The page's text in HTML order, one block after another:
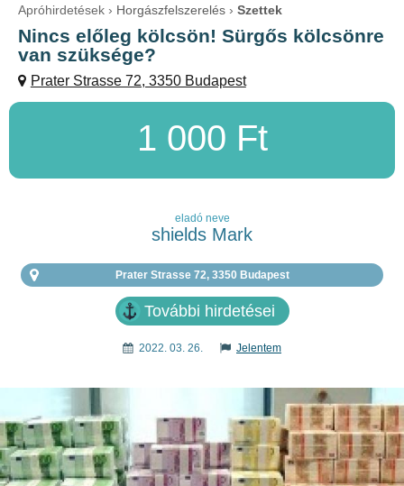
Apróhirdetések Horgászfelszerelés Szettek
Nincs előleg kölcsön! Sürgős kölcsönre
van szüksége?
Prater Strasse 72, 3350 Budapest
1 000 Ft
eladó neve
shields Mark
Prater Strasse 72, 3350 Budapest
További hirdetései
2022. 03. 26. Jelentem